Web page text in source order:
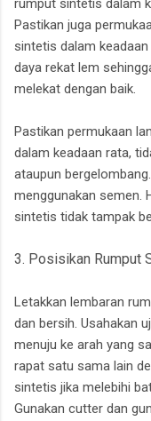
rumput sintetis dalam
Pastikan juga
sintetis dalam
daya rekat lem
melekat dengan baik.
Pastikan permukaan
dalam keadaan rata,
ataupun
menggunakan semen.
sintetis tidak tampak
3. Posisikan Rumput
Letakkan lembaran
dan bersih. Usahakan
menuju ke arah yang
rapat satu sama lain
sintetis jika melebihi
Gunakan cutter dan